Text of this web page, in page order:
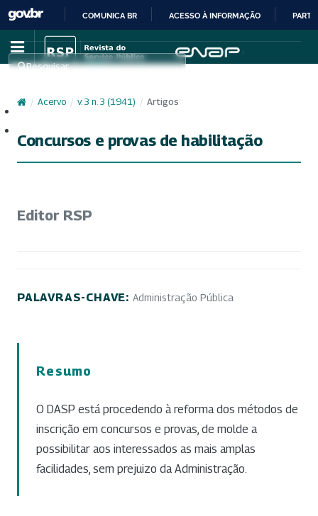
IR
PARA
CONTEÚDO
COMUNICA BR ACESSO À INFORMAÇÃO
Pesquisar
/ Acervo / v. 3 n. 3 (1941) / Artigos
Concursos e provas de habilitação
Editor RSP
PALAVRAS-CHAVE: Administração Pública
Resumo
O DASP está procedendo à reforma dos métodos de
inscrição em concursos e provas, de molde a
possibilitar aos interessados as mais amplas
facilidades, sem prejuizo da Administração.